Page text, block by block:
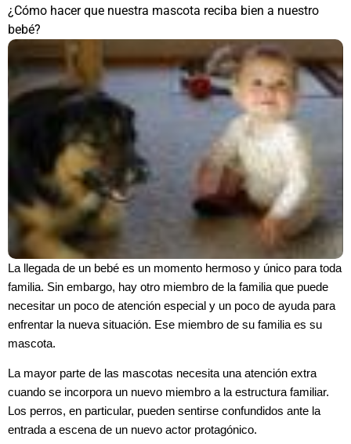
¿Cómo hacer que nuestra mascota reciba bien a nuestro
bebé?
La llegada de un bebé es un momento hermoso y único para toda
familia. Sin embargo, hay otro miembro de la familia que puede
necesitar un poco de atención especial y un poco de ayuda para
enfrentar la nueva situación. Ese miembro de su familia es su
mascota.
La mayor parte de las mascotas necesita una atención extra
cuando se incorpora un nuevo miembro a la estructura familiar.
Los perros, en particular, pueden sentirse confundidos ante la
entrada a escena de un nuevo actor protagónico.